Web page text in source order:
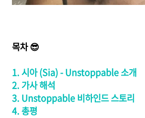
목차 😎
1. 시아 (Sia) - Unstoppable 소개
2. 가사 해석
3. Unstoppable 비하인드 스토리
4. 총평